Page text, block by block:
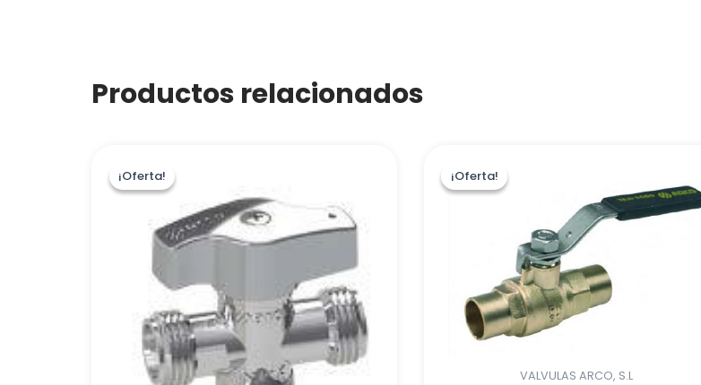
Productos relacionados
¡Oferta!
¡Oferta! ¡Oferta!
¡Oferta!
VALVULAS ARCO, S.L